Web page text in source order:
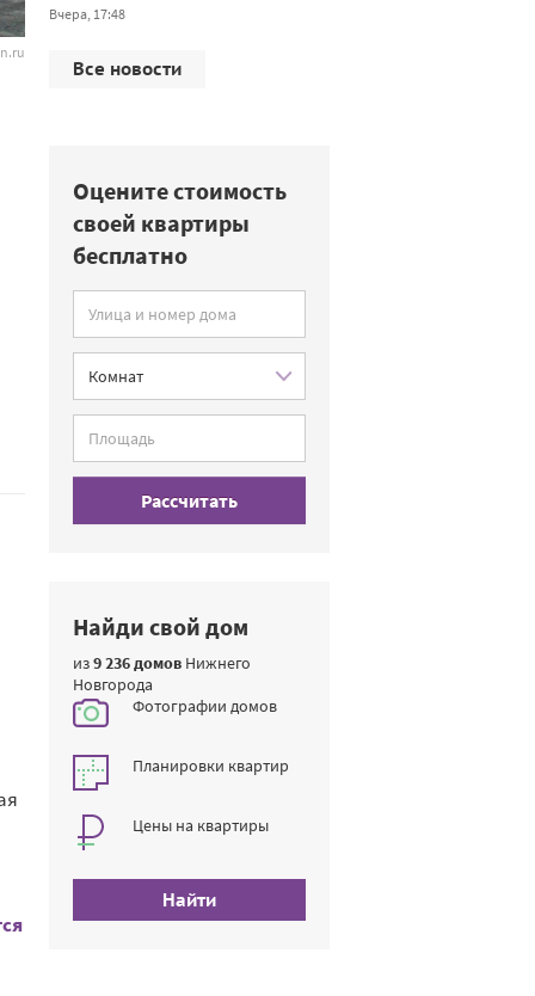
Вчера, 17:48
Все новости
Оцените стоимость
своей квартиры
бесплатно
Рассчитать
Найди свой дом
из9 236 домов Нижнего
Новгорода
Фотографии домов
Планировки квартир
Цены на квартиры
Найти